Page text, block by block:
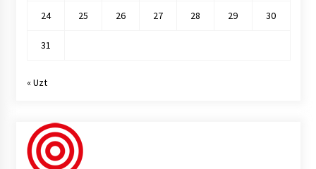
24 25 26 27 28 29 30
31
« Uzt